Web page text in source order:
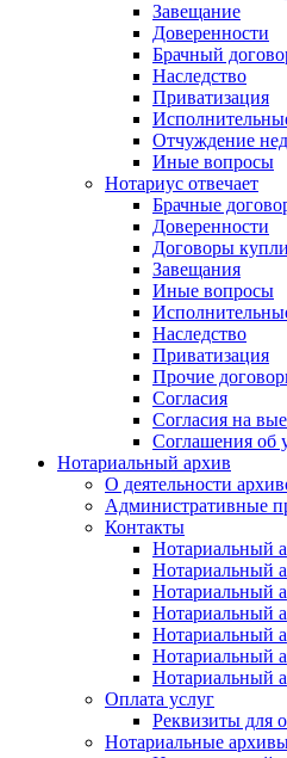
Завещание
Доверенности
Брачный
Наследство
Приватизация
Отчуждение
Иные вопросы
Нотариус отвечает
Брачные
Доверенности
Договоры
Завещания
Иные вопросы
Наследство
Приватизация
Прочие
Согласия
Согласия на
Соглашения об
Нотариальный архив
О деятельности
Административные
Контакты
Нотариальный
Нотариальный
Нотариальный
Нотариальный
Нотариальный
Нотариальный
Нотариальный
Оплата услуг
Реквизиты для
Нотариальные